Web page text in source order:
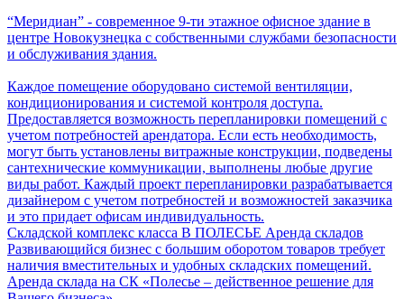
“Меридиан” - современное 9-ти этажное офисное здание в
центре Новокузнецка с собственными службами безопасности
и обслуживания здания.
Каждое помещение оборудовано системой вентиляции,
кондиционирования и системой контроля доступа.
Предоставляется возможность перепланировки помещений с
учетом потребностей арендатора. Если есть необходимость,
могут быть установлены витражные конструкции, подведены
сантехнические коммуникации, выполнены любые другие
виды работ. Каждый проект перепланировки разрабатывается
дизайнером с учетом потребностей и возможностей заказчика
и это придает офисам индивидуальность.
Складской комплекс класса B ПОЛЕСЬЕ Аренда складов
Развивающийся бизнес с большим оборотом товаров требует
наличия вместительных и удобных складских помещений.
Аренда склада на СК «Полесье – действенное решение для